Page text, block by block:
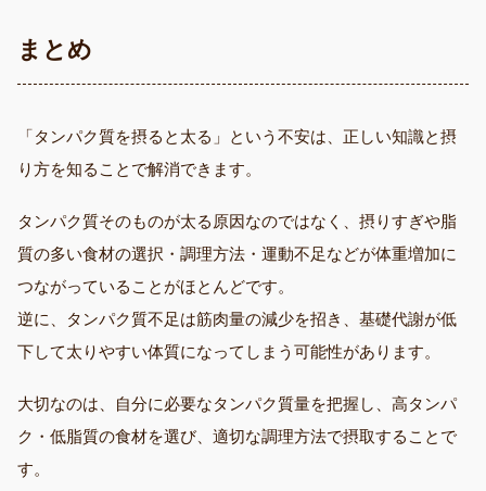
まとめ
「タンパク質を摂ると太る」という不安は、正しい知識と摂
り方を知ることで解消できます。
タンパク質そのものが太る原因なのではなく、摂りすぎや脂
質の多い食材の選択・調理方法・運動不足などが体重増加に
つながっていることがほとんどです。
逆に、タンパク質不足は筋肉量の減少を招き、基礎代謝が低
下して太りやすい体質になってしまう可能性があります。
大切なのは、自分に必要なタンパク質量を把握し、高タンパ
ク・低脂質の食材を選び、適切な調理方法で摂取することで
す。